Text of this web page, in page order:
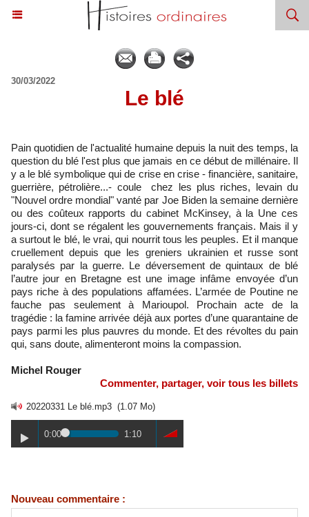
30/03/2022
Le blé
Pain quotidien de l'actualité humaine depuis la nuit des temps, la
question du blé l'est plus que jamais en ce début de millénaire. Il
y a le blé symbolique qui de crise en crise - financière, sanitaire,
guerrière, pétrolière...- coule chez les plus riches, levain du
"Nouvel ordre mondial" vanté par Joe Biden la semaine dernière
ou des coûteux rapports du cabinet McKinsey, à la Une ces
jours-ci, dont se régalent les gouvernements français. Mais il y
a surtout le blé, le vrai, qui nourrit tous les peuples. Et il manque
cruellement depuis que les greniers ukrainien et russe sont
paralysés par la guerre. Le déversement de quintaux de blé
l’autre jour en Bretagne est une image infâme envoyée d’un
pays riche à des populations affamées. L’armée de Poutine ne
fauche pas seulement à Marioupol. Prochain acte de la
tragédie : la famine arrivée déjà aux portes d’une quarantaine de
pays parmi les plus pauvres du monde. Et des révoltes du pain
qui, sans doute, alimenteront moins la compassion.
Michel Rouger
Commenter, partager, voir tous les billets
20220331 Le blé.mp3 (1.07 Mo)
0:00 1:10
Nouveau commentaire :